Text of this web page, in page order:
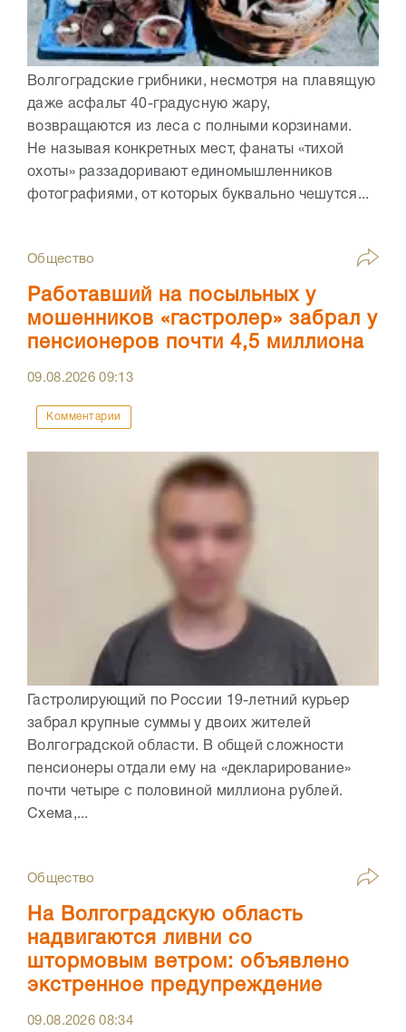
Волгоградские грибники, несмотря на плавящую
даже асфальт 40-градусную жару,
возвращаются из леса с полными корзинами.
Не называя конкретных мест, фанаты «тихой
охоты» раззадоривают единомышленников
фотографиями, от которых буквально чешутся...
Общество
Работавший на посыльных у
мошенников «гастролер» забрал у
пенсионеров почти 4,5 миллиона
09.08.202609:13
Комментарии
Гастролирующий по России 19-летний курьер
забрал крупные суммы у двоих жителей
Волгоградской области. В общей сложности
пенсионеры отдали ему на «декларирование»
почти четыре с половиной миллиона рублей.
Схема,...
Общество
На Волгоградскую область
надвигаются ливни со
штормовым ветром: объявлено
экстренное предупреждение
09.08.202608:34